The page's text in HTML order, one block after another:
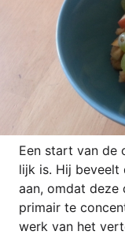
Een start van
li­jk is. Hij
aan, omdat deze
pri­ma­ir te
werk van het